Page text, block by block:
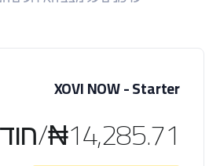
XOVI NOW - Starter
₦14,285.71/חודשי